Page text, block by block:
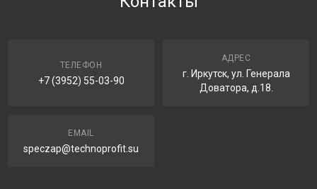
ТЕЛЕФОН
+7 (3952) 55-03-90
АДРЕС
г. Иркутск, ул. Генерала
Доватора, д.18.
EMAIL
speczap@technoprofit.su